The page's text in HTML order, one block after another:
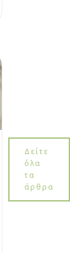
Δείτε
όλα
τα
άρθρα